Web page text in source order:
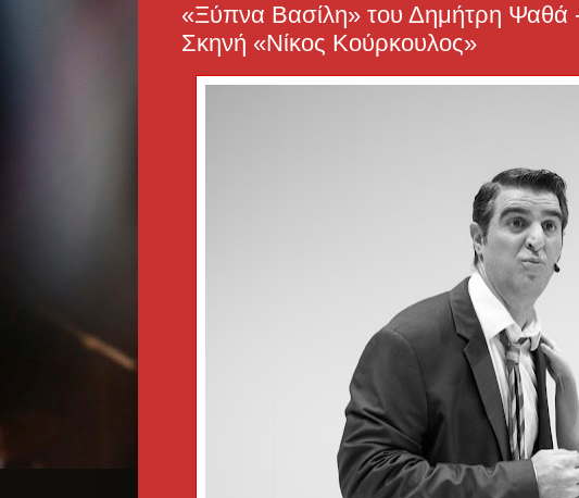
«Ξύπνα Βασίλη» του Δημήτρη Ψαθά
Σκηνή «Νίκος Κούρκουλος»